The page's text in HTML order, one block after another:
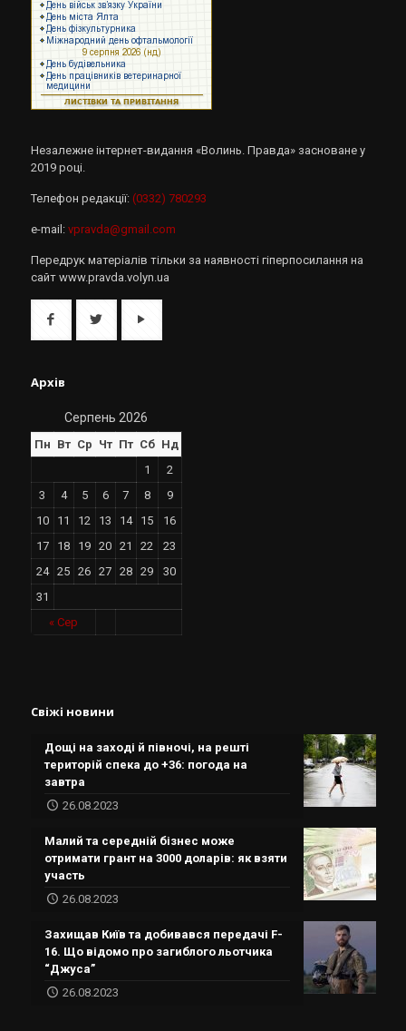
Незалежне інтернет-видання «Волинь. Правда» засноване у
2019 році.
Телефон редакції: (0332) 780293
e-mail: vpravda@gmail.com
Передрук матеріалів тільки за наявності гіперпосилання на
сайт www.pravda.volyn.ua
Архів
Серпень 2026
Пн Вт Ср Чт Пт Сб Нд
« Сер
1
2
3
4 5 6 7 8
9
10
11 12 13 14 15
16
17
18 19 20 21 22
23
24
25 26 27 28 29
30
31
Свіжі новини
Дощі на заході й півночі, на решті
територій спека до +36: погода на
завтра
26.08.2023
Малий та середній бізнес може
отримати грант на 3000 доларів: як взяти
участь
26.08.2023
Захищав Київ та добивався передачі F-
16. Що відомо про загиблого льотчика
“Джуса”
26.08.2023